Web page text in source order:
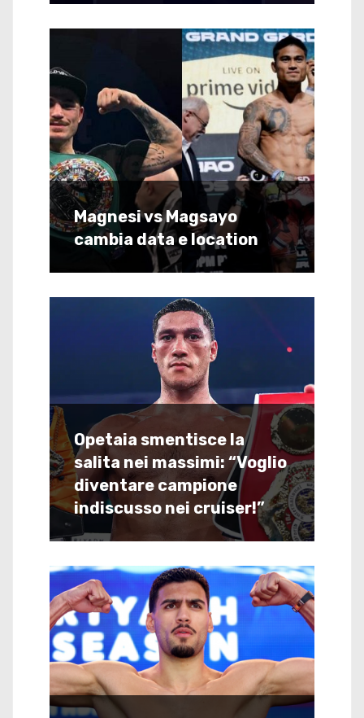
Magnesi vs Magsayo
cambia data e location
Opetaia smentisce la
salita nei massimi: “Voglio
diventare campione
indiscusso nei cruiser!”